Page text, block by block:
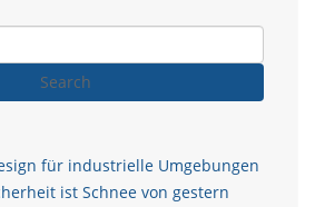
Search
für industrielle Umgebungen
ist Schnee von gestern